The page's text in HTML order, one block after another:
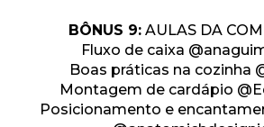
BÔNUS 9: AULAS DA
Fluxo de caixa
Boas práticas na cozinha
Montagem de cardápio
Posicionamento e